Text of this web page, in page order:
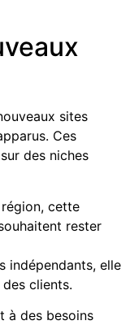
sites
Ces
des niches
cette
rester
indépendants, elle
clients.
à des besoins